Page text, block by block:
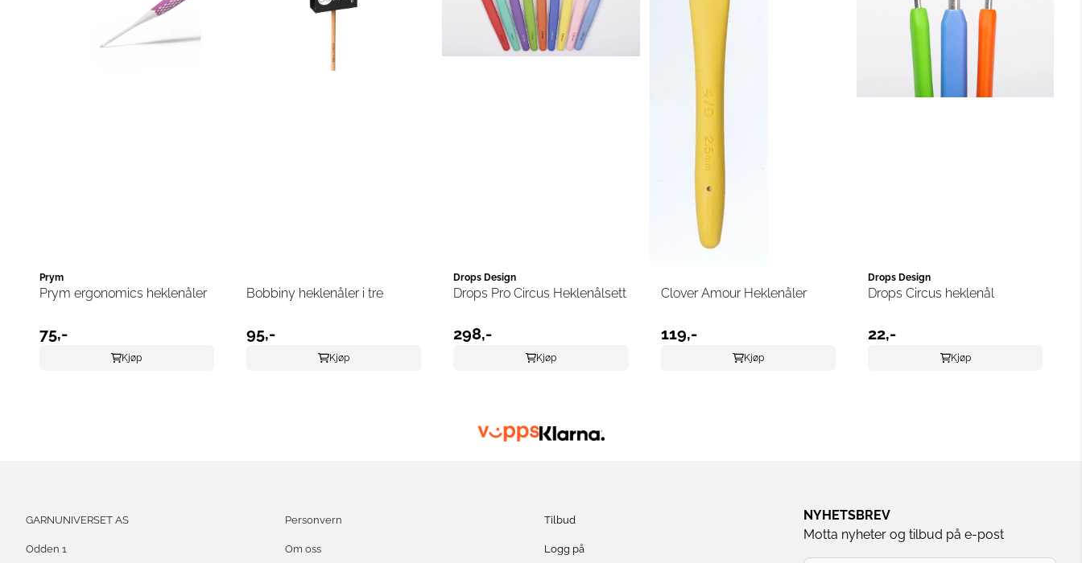
Prym
Prym ergonomics heklenåler
75,-
Kjøp
Bobbiny heklenåler i tre
95,-
Kjøp
Drops Design
Drops Pro Circus Heklenålsett
298,-
Kjøp
Clover Amour Heklenåler
119,-
Kjøp
Drops Design
Drops Circus heklenål
22,-
Kjøp
GARNUNIVERSET AS
Odden 1
Personvern
Om oss
Tilbud
Logg på
NYHETSBREV
Motta nyheter og tilbud på e-post